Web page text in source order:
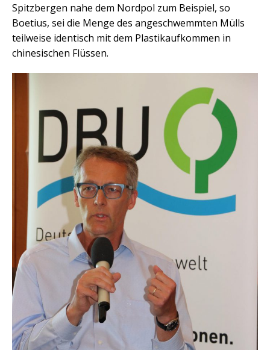
Spitzbergen nahe dem Nordpol zum Beispiel, so
Boetius, sei die Menge des angeschwemmten Mülls
teilweise identisch mit dem Plastikaufkommen in
chinesischen Flüssen.